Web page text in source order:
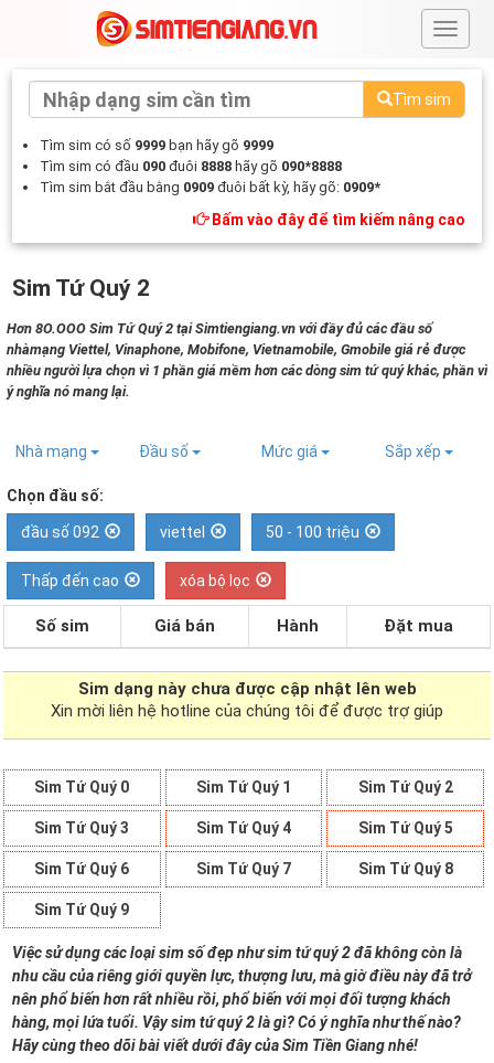
#
Tìm sim
Tìm sim có số 9999 bạn hãy gõ 9999
Tìm sim có đầu 090 đuôi 8888 hãy gõ 090*8888
Tìm sim bắt đầu bằng 0909 đuôi bất kỳ, hãy gõ: 0909*
Bấm vào đây để tìm kiếm nâng cao
Sim Tứ Quý 2
Hơn 8O.OOO Sim Tứ Quý 2 tại Simtiengiang.vn với đầy đủ các đầu số
nhàmạng Viettel, Vinaphone, Mobifone, Vietnamobile, Gmobile giá rẻ được
nhiều người lựa chọn vì 1 phần giá mềm hơn các dòng sim tứ quý khác, phần vì
ý nghĩa nó mang lại.
Nhà mạng Đầu số Mức giá Sắp xếp
Chọn đầu số:
đầu số 092 viettel 50 - 100 triệu
Thấp đến cao xóa bộ lọc
Số sim Giá bán Hành Đặt mua
Sim dạng này chưa được cập nhật lên web
Xin mời liên hệ hotline của chúng tôi để được trợ giúp
Sim Tứ Quý 0 Sim Tứ Quý 1 Sim Tứ Quý 2
Sim Tứ Quý 3 Sim Tứ Quý 4 Sim Tứ Quý 5
Sim Tứ Quý 6 Sim Tứ Quý 7 Sim Tứ Quý 8
Sim Tứ Quý 9
Việc sử dụng các loại sim số đẹp như sim tứ quý 2 đã không còn là
nhu cầu của riêng giới quyền lực, thượng lưu, mà giờ điều này đã trở
nên phổ biến hơn rất nhiều rồi, phổ biến với mọi đối tượng khách
hàng, mọi lứa tuổi. Vậy sim tứ quý 2 là gì? Có ý nghĩa như thế nào?
Hãy cùng theo dõi bài viết dưới đây của Sim Tiền Giang nhé!